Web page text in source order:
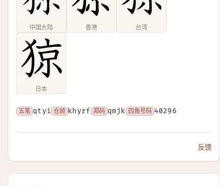
中国大陆 香港 台湾
日本
五笔 qtyi 仓颉 khyrf 郑码 qmjk 四角号码 40296
反馈